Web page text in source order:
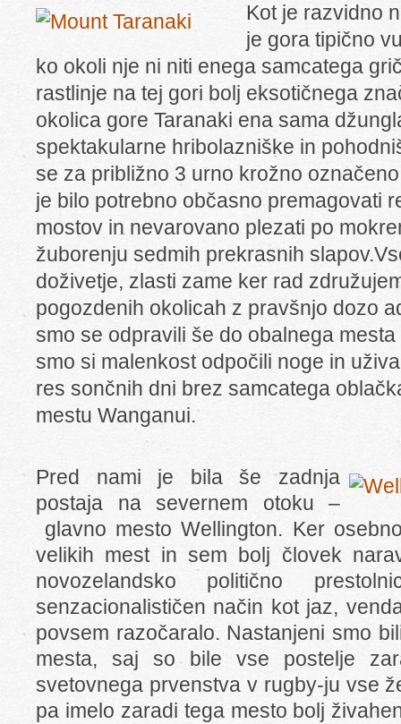
development purposes only For development purposes only
Kot je razvidno
je gora tipično
ko okoli nje ni niti enega samcatega
rastlinje na tej gori bolj eksotičnega
okolica gore Taranaki ena sama
spektakularne hribolazniške in
se za približno 3 urno krožno
je bilo potrebno občasno premagovati
mostov in nevarovano plezati po
žuborenju sedmih prekrasnih
doživetje, zlasti zame ker rad
pogozdenih okolicah z pravšnjo dozo
smo se odpravili še do obalnega
smo si malenkost odpočili noge in
res sončnih dni brez samcatega
mestu Wanganui.
Pred nami je bila še zadnja
postaja na severnem otoku –
glavno mesto Wellington. Ker
velikih mest in sem bolj človek
novozelandsko politično
senzacionalističen način kot jaz,
povsem razočaralo. Nastanjeni smo
mesta, saj so bile vse postelje
svetovnega prvenstva v rugby-ju vse
pa imelo zaradi tega mesto bolj